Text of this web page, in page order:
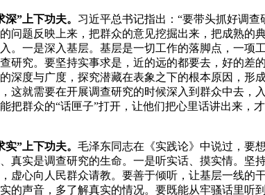
”上下功夫。 习近平总书记指出：“要带头抓好调
问题反映上来，把群众的意见挖掘出来，把成熟的
。一是深入基层。基层是一切工作的落脚点，一项
研究。要坚持实事求是，近的远的都要去，好的差
深度与广度，探究潜藏在表象之下的根本原因，形
这就需要在开展调查研究的时候深入到群众中去，
把群众的“话匣子”打开，让他们把心里话讲出来，
”上下功夫。 毛泽东同志在《实践论》中说过，要
真实是调查研究的生命。一是听实话、摸实情。坚
虚心向人民群众请教。要善于倾听，让基层一线的
的声音，多了解真实的情况。要既能从牢骚话里听